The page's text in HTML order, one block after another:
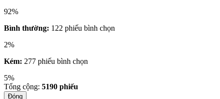
92%
Bình thường: 122 phiếu bình chọn
2%
Kém: 277 phiếu bình chọn
5%
Tổng cộng: 5190 phiếu
Đóng